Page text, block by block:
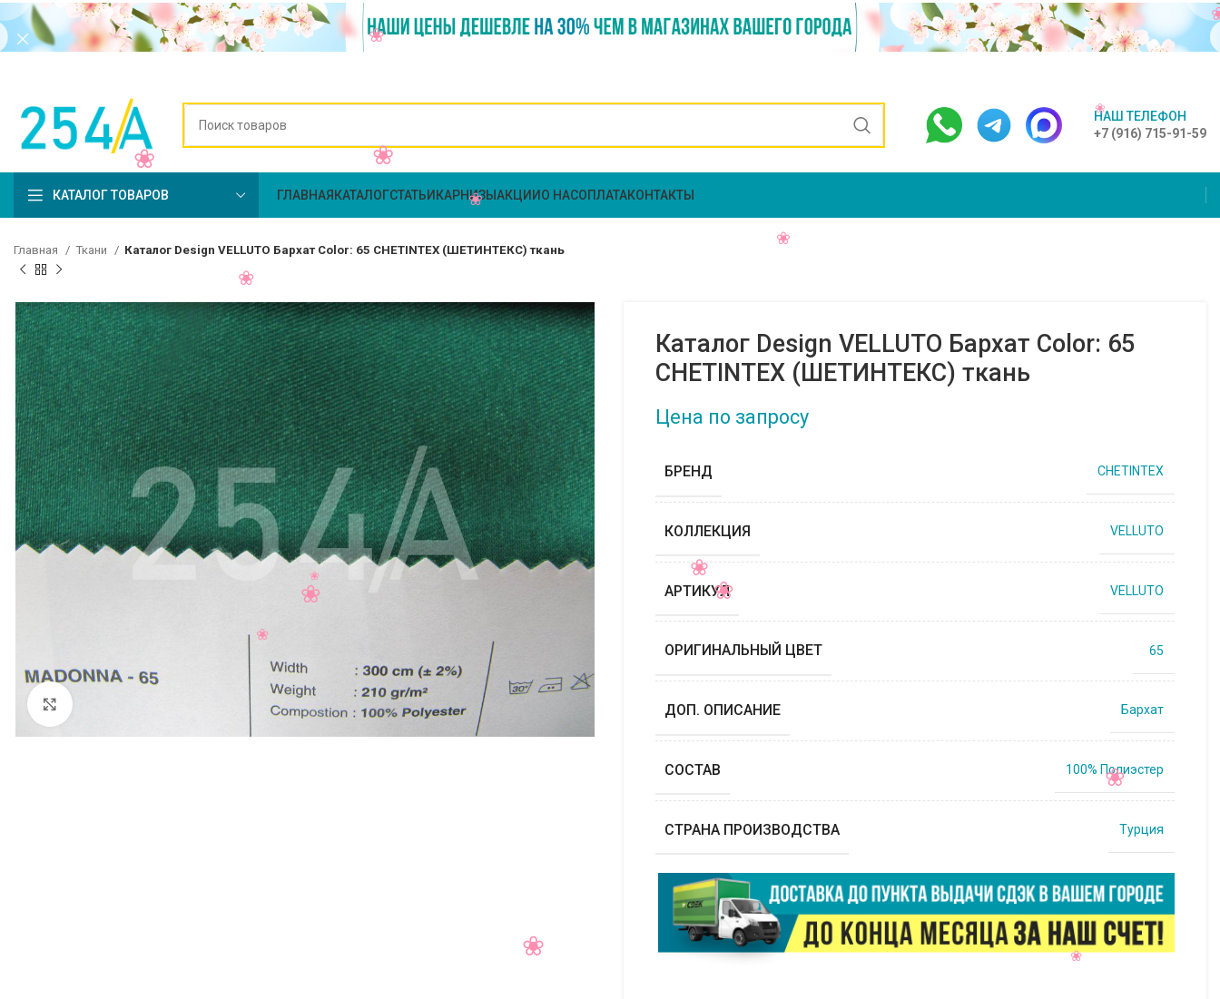
НАШ ТЕЛЕФОН
+7 (916) 715-91-59
КАТАЛОГ ТОВАРОВ ГЛАВНАЯ КАТАЛОГСТАТЬИ КАРНИЗЫ АКЦИИ О НАСОПЛАТАКОНТАКТЫ
Главная Ткани Каталог Design VELLUTO Бархат Color: 65 CHETINTEX (ШЕТИНТЕКС) ткань
Каталог Design VELLUTO Бархат Color: 65
CHETINTEX (ШЕТИНТЕКС) ткань
Цена по запросу
БРЕНД CHETINTEX
КОЛЛЕКЦИЯ VELLUTO
АРТИКУЛ VELLUTO
ОРИГИНАЛЬНЫЙ ЦВЕТ 65
ДОП. ОПИСАНИЕ Бархат
СОСТАВ 100% Полиэстер
СТРАНА ПРОИЗВОДСТВА Турция